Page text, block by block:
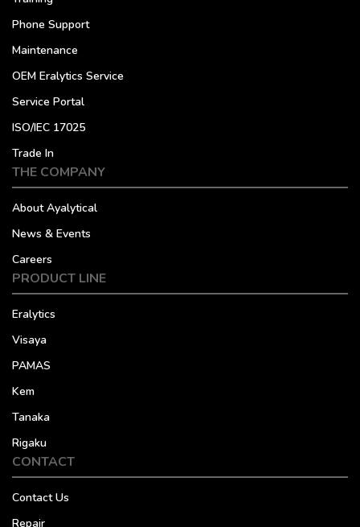
Phone Support
Maintenance
OEM Eralytics Service
Service Portal
ISO/IEC 17025
Trade In
THE COMPANY
About Ayalytical
News & Events
Careers
PRODUCT LINE
Eralytics
Visaya
PAMAS
Kem
Tanaka
Rigaku
CONTACT
Contact Us
Repair